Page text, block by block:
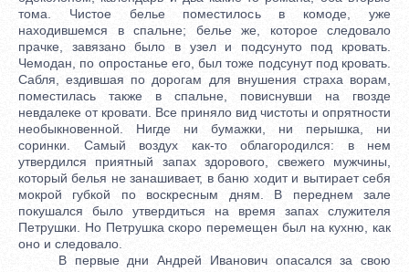
тома. Чистое белье поместилось в комоде, уже
находившемся в спальне; белье же, которое следовало
прачке, завязано было в узел и подсунуто под кровать.
Чемодан, по опростанье его, был тоже подсунут под кровать.
Сабля, ездившая по дорогам для внушения страха ворам,
поместилась также в спальне, повиснувши на гвозде
невдалеке от кровати. Все приняло вид чистоты и опрятности
необыкновенной. Нигде ни бумажки, ни перышка, ни
соринки. Самый воздух как-то облагородился: в нем
утвердился приятный запах здорового, свежего мужчины,
который белья не занашивает, в баню ходит и вытирает себя
мокрой губкой по воскресным дням. В переднем зале
покушался было утвердиться на время запах служителя
Петрушки. Но Петрушка скоро перемещен был на кухню, как
оно и следовало.
В первые дни Андрей Иванович опасался за свою